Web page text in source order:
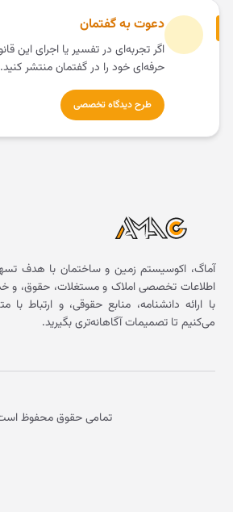
دعوت به گفتمان
اگر تجربه‌ای در تفسیر یا اجرای این
حرفه‌ای خود را در گفتمان منتشر کنید.
طرح دیدگاه تخصصی
آماگ، اکوسیستم زمین و ساختمان با هدف
اطلاعات تخصصی املاک و مستغلات، حقوق، و
با ارائه دانشنامه، منابع حقوقی، و ارتباط
می‌کنیم تا تصمیمات آگاهانه‌تری بگیرید.
تمامی حقوق محفوظ